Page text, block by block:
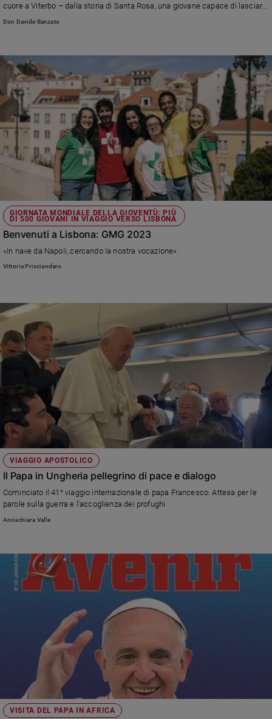
cuore a Viterbo – dalla storia di Santa Rosa, una giovane capace di lasciarsi
trasformare da Dio realizzando il suo progetto d’Amore su di lei.
Don Davide Banzato
GIORNATA MONDIALE DELLA GIOVENTÙ: PIÙ
DI 500 GIOVANI IN VIAGGIO VERSO LISBONA
Benvenuti a Lisbona: GMG 2023
«In nave da Napoli, cercando la nostra vocazione»
Vittoria Prisciandaro
VIAGGIO APOSTOLICO
Il Papa in Ungheria pellegrino di pace e dialogo
Cominciato il 41° viaggio internazionale di papa Francesco. Attesa per le
parole sulla guerra e l'accoglienza dei profughi
Annachiara Valle
VISITA DEL PAPA IN AFRICA